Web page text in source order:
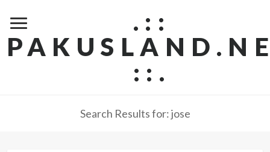
.::
::.
Search Results for: jose